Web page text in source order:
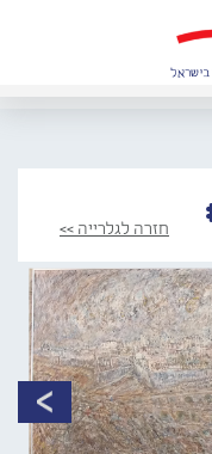
חזרה לגלרייה >>